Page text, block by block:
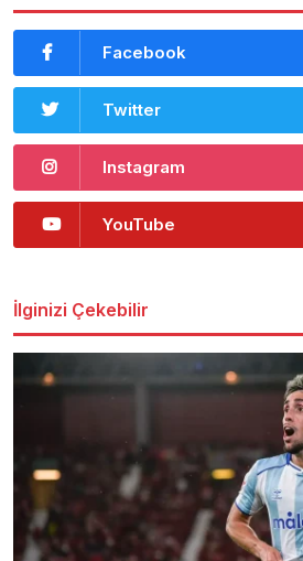
Facebook
Twitter
Instagram
YouTube
İlginizi Çekebilir